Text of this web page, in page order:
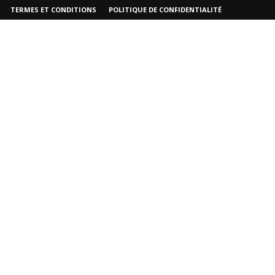
TERMES ET CONDITIONS POLITIQUE DE CONFIDENTIALITÉ